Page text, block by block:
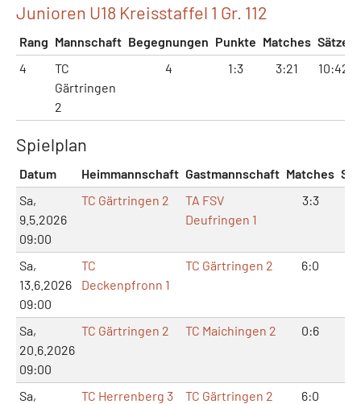
Junioren U18 Kreisstaffel 1 Gr. 112
Rang Mannschaft Begegnungen Punkte Matches Sätze
4
TC
Gärtringen
2
4 1:3 3:21 10:42
Spielplan
Datum Heimmannschaft Gastmannschaft Matches
Sa,
9.5.2026
09:00
TC Gärtringen 2
TA FSV
Deufringen 1
3:3
Sa,
13.6.2026
09:00
TC
Deckenpfronn 1
TC Gärtringen 2 6:0
Sa,
20.6.2026
09:00
TC Gärtringen 2 TC Maichingen 2 0:6
Sa,
TC Herrenberg 3 TC Gärtringen 2 6:0